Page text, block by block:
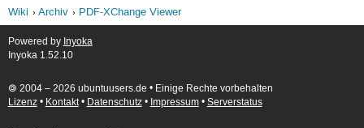
Wiki
Archiv PDF-XChange Viewer
Powered by Inyoka
Inyoka 1.52.10
🄯 2004 – 2026 ubuntuusers.de • Einige Rechte vorbehalten
Lizenz• Kontakt• Datenschutz• Impressum• Serverstatus